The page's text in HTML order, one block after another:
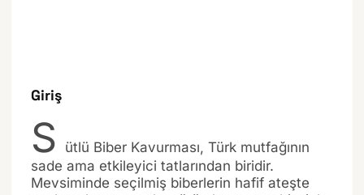
Giriş
S
ütlü Biber Kavurması, Türk mutfağının
sade ama etkileyici tatlarından biridir.
Mevsiminde seçilmiş biberlerin hafif ateşte